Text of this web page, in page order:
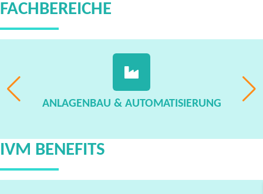
FACHBEREICHE
ANLAGENBAU & AUTOMATISIERUNG
IVM BENEFITS